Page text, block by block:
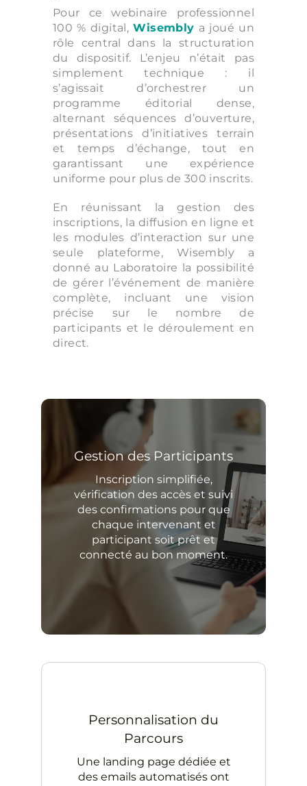
Pour ce webinaire professionnel
100 % digital,Wisembly a joué un
rôle central dans la structuration
du dispositif. L’enjeu n’était pas
simplement technique : il
s’agissait d’orchestrer un
programme éditorial dense,
alternant séquences d’ouverture,
présentations d’initiatives terrain
et temps d’échange, tout en
garantissant une expérience
uniforme pour plus de 300 inscrits.
En réunissant la gestion des
inscriptions, la diffusion en ligne et
les modules d’interaction sur une
seule plateforme, Wisembly a
donné au Laboratoire la possibilité
de gérer l’événement de manière
complète, incluant une vision
précise sur le nombre de
participants et le déroulement en
direct.
Gestion des Participants
Inscription simplifiée,
vérification des accès et suivi
des confirmations pour que
chaque intervenant et
participant soit prêt et
connecté au bon moment.
Personnalisation du
Parcours
Une landing page dédiée et
des emails automatisés ont